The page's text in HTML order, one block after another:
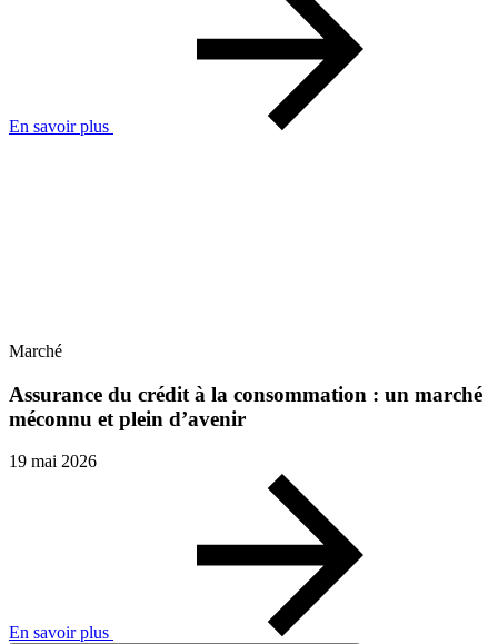
En savoir plus
Marché
Assurance du crédit à la consommation : un marché
méconnu et plein d’avenir
19 mai 2026
En savoir plus